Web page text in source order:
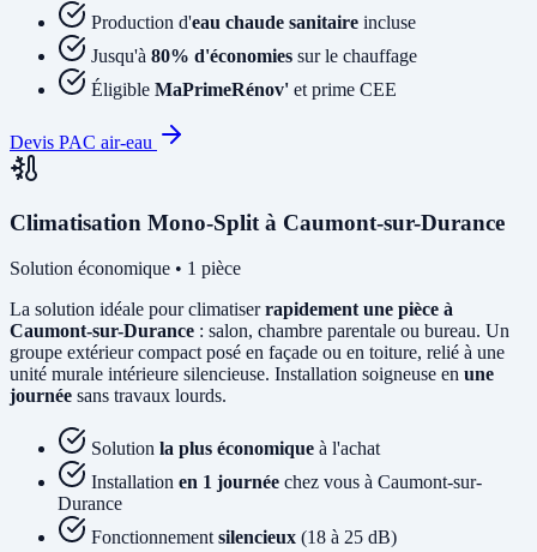
Production d'eau chaude sanitaire incluse
Jusqu'à 80% d'économies sur le chauffage
Éligible MaPrimeRénov' et prime CEE
Devis PAC air-eau
Climatisation Mono-Split à Caumont-sur-Durance
Solution économique • 1 pièce
La solution idéale pour climatiserrapidement une pièce à
Caumont-sur-Durance : salon, chambre parentale ou bureau. Un
groupe extérieur compact posé en façade ou en toiture, relié à une
unité murale intérieure silencieuse. Installation soigneuse en une
journée sans travaux lourds.
Solution la plus économique à l'achat
Installation en 1 journée chez vous à Caumont-sur-
Durance
Fonctionnement silencieux (18 à 25 dB)